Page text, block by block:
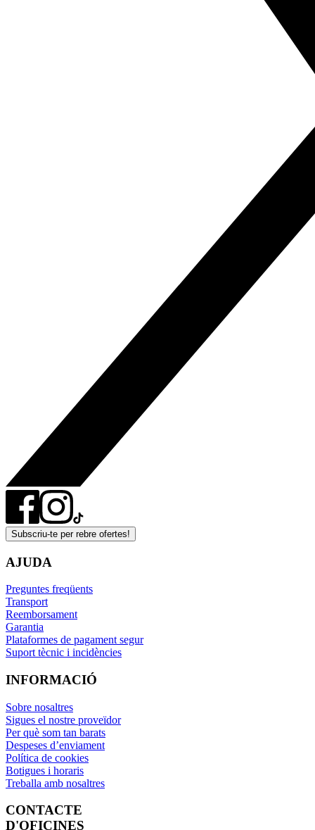
Subscriu-te per rebre ofertes!
AJUDA
Preguntes freqüents
Transport
Reemborsament
Garantia
Plataformes de pagament segur
Suport tècnic i incidències
INFORMACIÓ
Sobre nosaltres
Sigues el nostre proveïdor
Per què som tan barats
Despeses d’enviament
Política de cookies
Botigues i horaris
Treballa amb nosaltres
CONTACTE
D'OFICINES